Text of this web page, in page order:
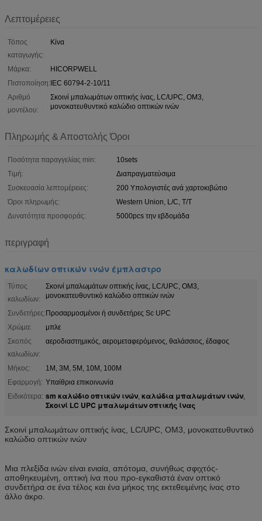
Λεπτομέρειες
Τόπος
καταγωγής:
Κίνα
Μάρκα:
HICORPWELL
Πιστοποίηση:IEC 60794-2-10/11
Αριθμό
μοντέλου:
Σκοινί μπαλωμάτων οπτικής ίνας, LC/UPC, OM3,
μονοκατευθυντικό καλώδιο οπτικών ινών
Πληρωμής & Αποστολής Όροι
Ποσότητα παραγγελίας min:
10sets
Τιμή:
Διαπραγματεύσιμα
Συσκευασία λεπτομέρειες:
200 Υπολογιστές ανά χαρτοκιβώτιο
Όροι πληρωμής:
Western Union, L/C, T/T
Δυνατότητα προσφοράς:
5000pcs την εβδομάδα
περιγραφή
καλωδίων οπτικών ινών έμπλαστρο
Τύπος
καλωδίων:
Σκοινί μπαλωμάτων οπτικής ίνας, LC/UPC, OM3,
μονοκατευθυντικό καλώδιο οπτικών ινών
Συνδετήρες:Προσαρμοσμένοι ή συνδετήρες Sc UPC
Χρώμα:
μπλε
Σκοπός
καλωδίων:
αεροδιαστημικός, αερομεταφερόμενος, θαλάσσιος, έδαφος
Μήκος:
1M, 3M, 5M, 10M, 100M
Εφαρμογή: Υπαίθρια επικοινωνία
Ειδικότερα: sm καλώδιο οπτικών ινών, καλώδια μπαλωμάτων ινών,
Σκοινί LC UPC μπαλωμάτων οπτικής ίνας
Σκοινί μπαλωμάτων οπτικής ίνας, LC/UPC, OM3, μονοκατευθυντικό
καλώδιο οπτικών ινών
Μια πλεξίδα ινών είναι ενιαία, απότομα, συνήθως σφιχτός-
αποθηκευμένη, οπτική ίνα που προ-εγκαθιστά έναν οπτικό
συνδετήρα σε ένα τέλος και ένα μήκος της εκτεθειμένης ίνας στο
άλλο άκρο.